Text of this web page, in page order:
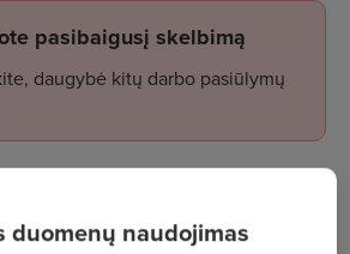
pasibaigusį skelbimą
daugybė kitų darbo pasiūlymų
duomenų naudojimas